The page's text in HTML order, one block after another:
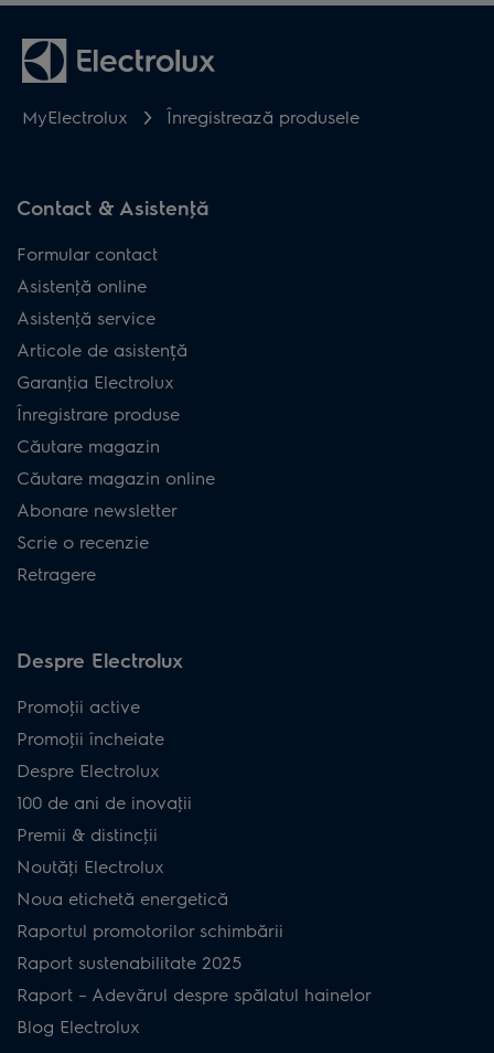
MyElectrolux Înregistrează produsele
Contact & Asistenţă
Formular contact
Asistenţă online
Asistenţă service
Articole de asistență
Garanţia Electrolux
Înregistrare produse
Căutare magazin
Căutare magazin online
Abonare newsletter
Scrie o recenzie
Retragere
Despre Electrolux
Promoţii active
Promoţii încheiate
Despre Electrolux
100 de ani de inovaţii
Premii & distincţii
Noutăţi Electrolux
Noua etichetă energetică
Raportul promotorilor schimbării
Raport sustenabilitate 2025
Raport – Adevărul despre spălatul hainelor
Blog Electrolux